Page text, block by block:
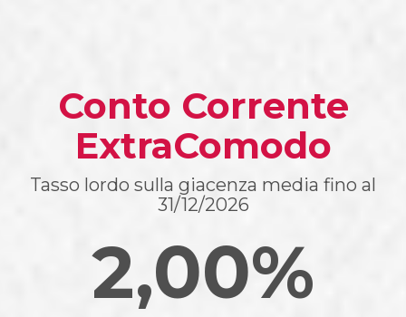
Conto Corrente
ExtraComodo
Tasso lordo sulla giacenza media fino al
31/12/2026
2,00%